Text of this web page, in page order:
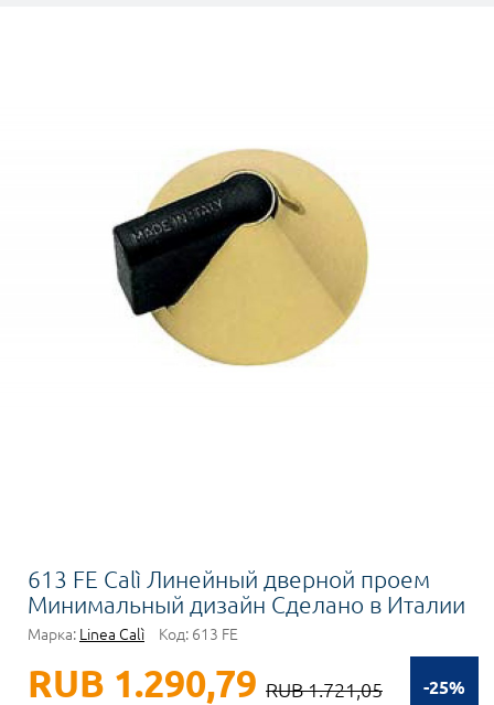
613 FE Calì Линейный дверной проем
Минимальный дизайн Сделано в Италии
Марка: Linea Calì Код: 613 FE
-25%
RUB 1.290,79 RUB 1.721,05